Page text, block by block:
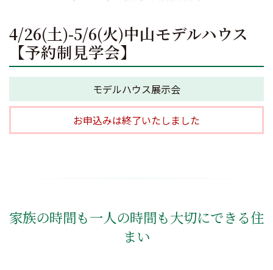
4/26(土)-5/6(火)中山モデルハウス
【予約制見学会】
モデルハウス展示会
お申込みは終了いたしました
家族の時間も一人の時間も大切にできる住
まい